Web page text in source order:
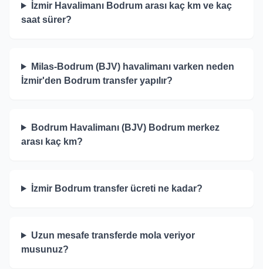
İzmir Havalimanı Bodrum arası kaç km ve kaç
saat sürer?
Milas-Bodrum (BJV) havalimanı varken neden
İzmir'den Bodrum transfer yapılır?
Bodrum Havalimanı (BJV) Bodrum merkez
arası kaç km?
İzmir Bodrum transfer ücreti ne kadar?
Uzun mesafe transferde mola veriyor
musunuz?